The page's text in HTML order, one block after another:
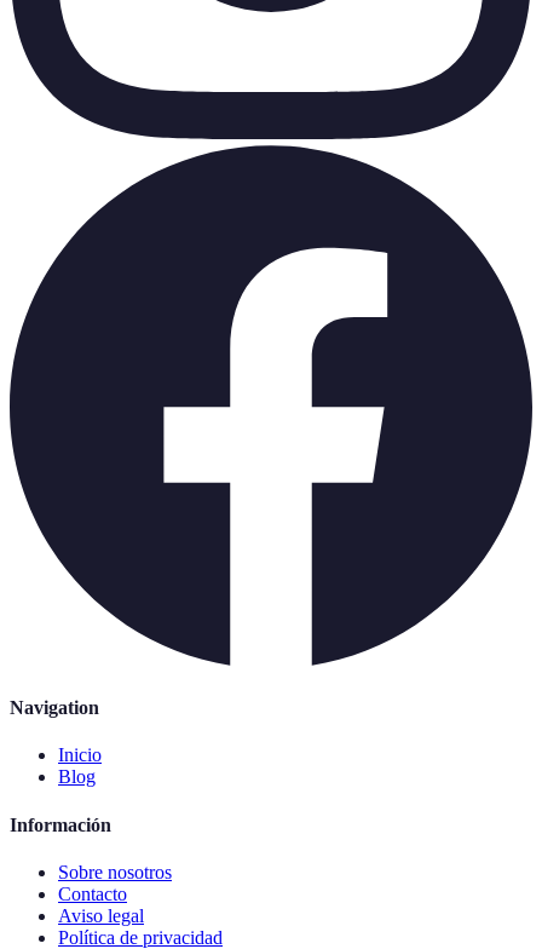
Navigation
Inicio
Blog
Información
Sobre nosotros
Contacto
Aviso legal
Política de privacidad